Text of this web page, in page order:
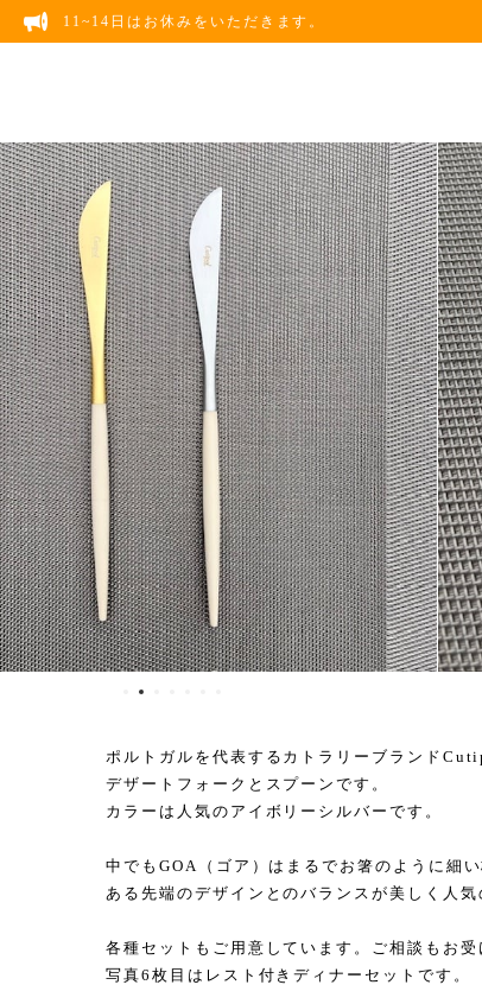
11~14日はお休みをいただきます。
ポルトガルを代表するカトラリーブランド
デザートフォークとスプーンです。
カラーは人気のアイボリーシルバーです。
中でもGOA（ゴア）はまるでお箸のように細
ある先端のデザインとのバランスが美しく人気
各種セットもご用意しています。ご相談もお受
写真6枚目はレスト付きディナーセットです。